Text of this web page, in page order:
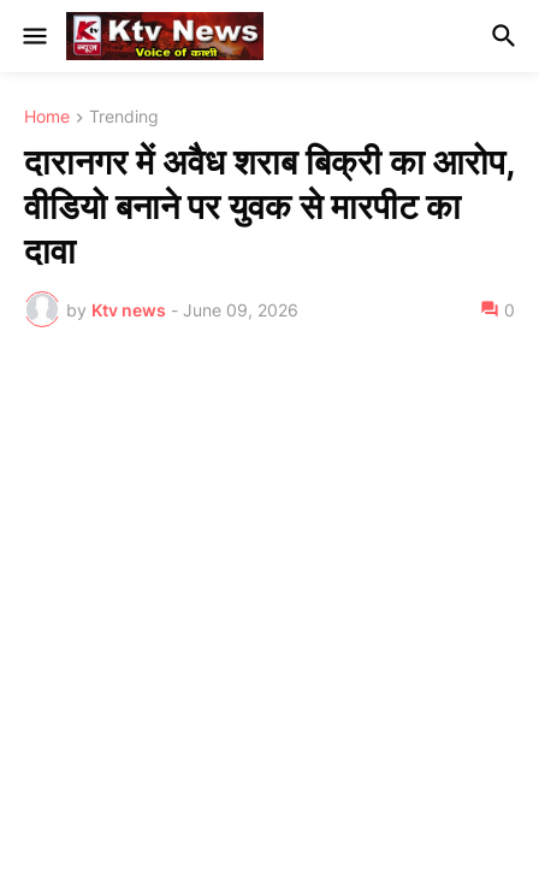
Home Trending
दारानगर में अवैध शराब बिक्री का आरोप,
वीडियो बनाने पर युवक से मारपीट का
दावा
by Ktv news - June 09, 2026 0